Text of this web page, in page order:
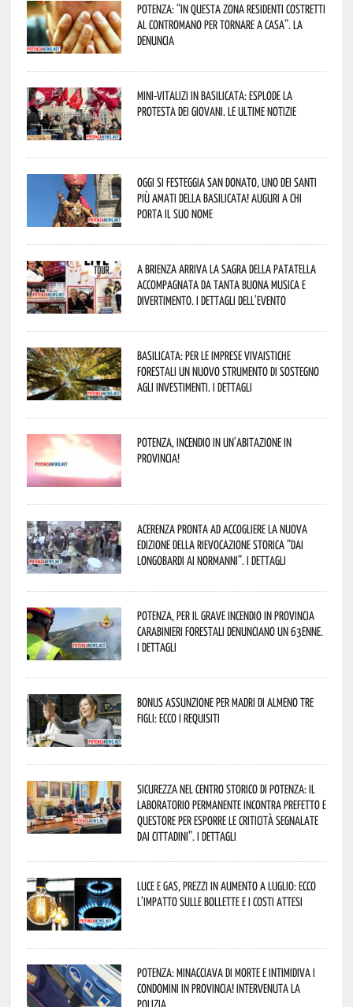
Potenza: “In questa zona residenti costretti
al contromano per tornare a casa”. La
denuncia
Mini-vitalizi in Basilicata: esplode la
protesta dei giovani. Le ultime notizie
Oggi si festeggia San Donato, uno dei Santi
più amati della Basilicata! Auguri a chi
porta il suo nome
A Brienza arriva la Sagra della Patatella
accompagnata da tanta buona musica e
divertimento. I dettagli dell’evento
Basilicata: per le imprese vivaistiche
forestali un nuovo strumento di sostegno
agli investimenti. I dettagli
Potenza, incendio in un’abitazione in
provincia!
Acerenza pronta ad accogliere la nuova
edizione della rievocazione storica “Dai
Longobardi ai Normanni”. I dettagli
Potenza, per il grave incendio in Provincia
Carabinieri forestali denunciano un 63enne.
I dettagli
Bonus assunzione per madri di almeno tre
figli: ecco i requisiti
Sicurezza nel Centro Storico di Potenza: il
Laboratorio Permanente incontra Prefetto e
Questore per esporre le criticità segnalate
dai cittadini”. I dettagli
Luce e gas, prezzi in aumento a luglio: ecco
l’impatto sulle bollette e i costi attesi
Potenza: minacciava di morte e intimidiva i
condomini in provincia! Intervenuta la
Polizia